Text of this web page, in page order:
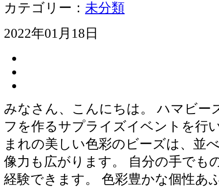
カテゴリー： 未分類
2022年01月18日
みなさん、こんにちは。 ハマビー
フを作るサプライズイベントを行
まれの美しい色彩のビーズは、並
像力も広がります。 自分の手でも
経験できます。 色彩豊かな個性あ